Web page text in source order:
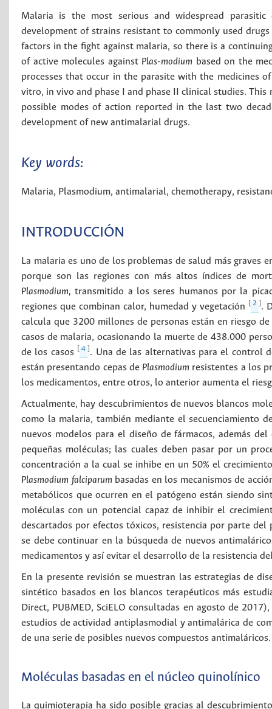
Malaria is the most serious and widespread
development of strains resistant to commonly used
factors in the fight against malaria, so there is a
of active molecules against Plas-modium based on the
processes that occur in the parasite with the medicines
vitro, in vivo and phase I and phase II clinical studies.
possible modes of action reported in the last two
development of new antimalarial drugs.
Key words:
Malaria, Plasmodium, antimalarial, chemotherapy,
INTRODUCCIÓN
La malaria es uno de los problemas de salud más graves
porque son las regiones con más altos índices de
Plasmodium, transmitido a los seres humanos por la
regiones que combinan calor, humedad y vegetación
2
.
calcula que 3200 millones de personas están en riesgo
casos de malaria, ocasionando la muerte de 438.000
de los casos
4
. Una de las alternativas para el control
están presentando cepas de Plasmodium resistentes a los
los medicamentos, entre otros, lo anterior aumenta el
Actualmente, hay descubrimientos de nuevos blancos
como la malaria, también mediante el secuenciamiento
nuevos modelos para el diseño de fármacos, además
pequeñas moléculas; las cuales deben pasar por un
concentración a la cual se inhibe en un 50% el
Plasmodium falciparum basadas en los mecanismos de
metabólicos que ocurren en el patógeno están siendo
moléculas con un potencial capaz de inhibir el
descartados por efectos tóxicos, resistencia por parte
se debe continuar en la búsqueda de nuevos
medicamentos y así evitar el desarrollo de la resistencia
En la presente revisión se muestran las estrategias de
sintético basados en los blancos terapéuticos más
Direct, PUBMED, SciELO consultadas en agosto de
estudios de actividad antiplasmodial y antimalárica de
de una serie de posibles nuevos compuestos antimaláricos.
Moléculas basadas en el núcleo quinolínico
La quimioterapia ha sido posible gracias al